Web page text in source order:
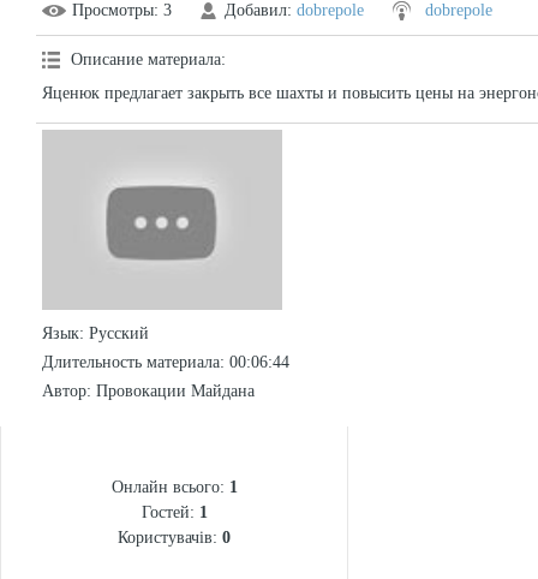
Просмотры: 3 Добавил: dobrepole dobrepole
Описание материала:
Яценюк предлагает закрыть все шахты и повысить цены на
Язык: Русский
Длительность материала: 00:06:44
Автор: Провокации Майдана
Онлайн всього: 1
Гостей: 1
Користувачів: 0